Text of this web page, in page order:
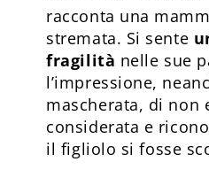
racconta una
stremata. Si sente
fragilità nelle sue
l’impressione,
mascherata, di non
considerata e
il figliolo si fosse